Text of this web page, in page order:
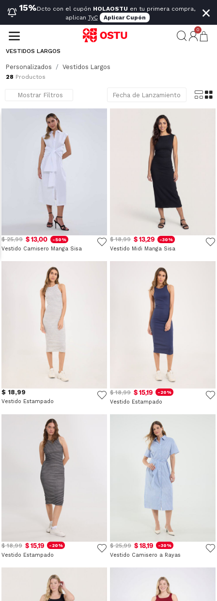
15%Dcto con el cupón HOLAOSTU en tu primera compra,
aplican TyC Aplicar Cupón ×
0
VESTIDOS LARGOS
Personalizados Vestidos Largos
28 Productos
Mostrar Filtros
$ 25,99 $ 13,00 -50%
Vestido Camisero Manga Sisa
$ 18,99 $ 13,29 -30%
Vestido Midi Manga Sisa
$ 18,99
Vestido Estampado
$ 18,99 $ 15,19 -20%
Vestido Estampado
$ 18,99 $ 15,19 -20%
Vestido Estampado
$ 25,99 $ 18,19 -30%
Vestido Camisero a Rayas